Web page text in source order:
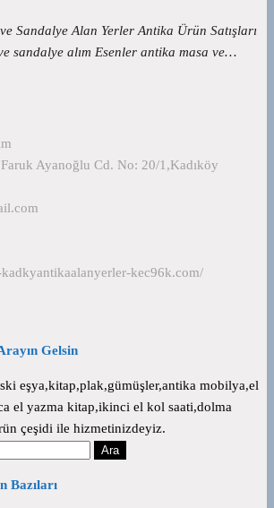
Sandalye Alan Yerler Antika Ürün Satışları
sandalye alım Esenler antika masa ve…
Ayanoğlu Cd. No: 20/1,Kadıköy
kec96k.com/
Gelsin
eşya,kitap,plak,gümüşler,antika mobilya,el
el yazma kitap,ikinci el kol saati,dolma
çeşidi ile hizmetinizdeyiz.
Bazıları